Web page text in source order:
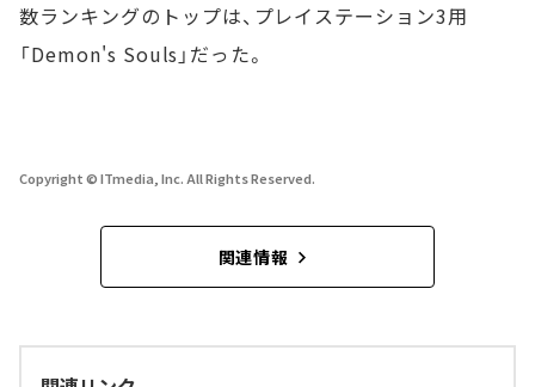
数ランキングのトップは、プレイステーション3用
「Demon's Souls」だった。
Copyright © ITmedia, Inc. All Rights Reserved.
関連情報